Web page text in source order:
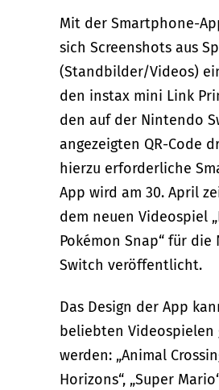
Mit der Smartphone-
sich Screenshots aus
(Standbilder/Videos)
den instax mini Link
den auf der Nintendo
angezeigten QR-Code
hierzu erforderliche
App wird am 30. April
dem neuen Videospiel
Pokémon Snap“ für die
Switch veröffentlicht.
Das Design der App
beliebten Videospielen
werden: „Animal
Horizons“, „Super